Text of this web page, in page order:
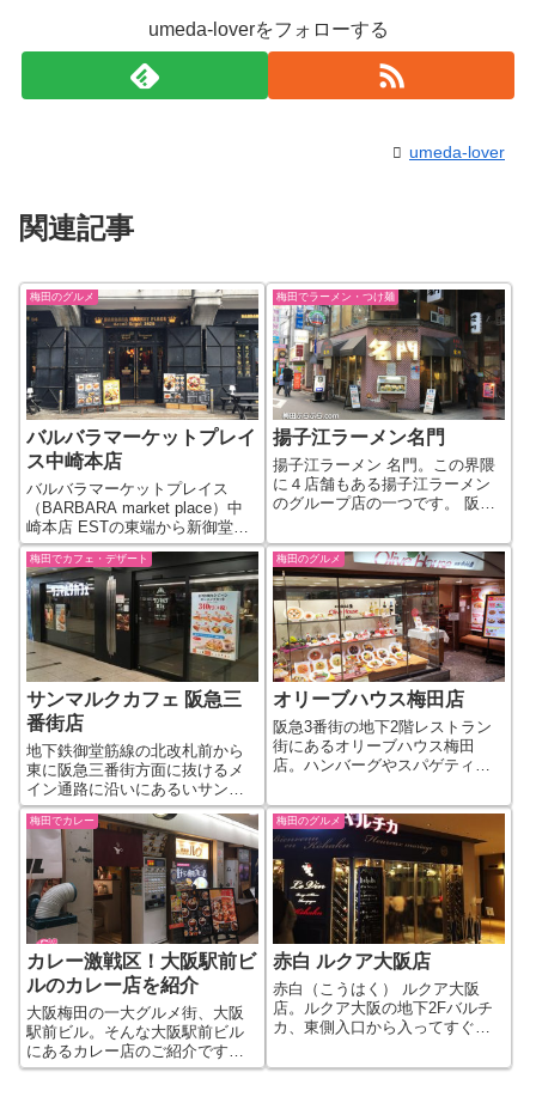
umeda-loverをフォローする
umeda-lover
関連記事
梅田のグルメ
バルバラマーケットプレイ
ス中崎本店
バルバラマーケットプレイス
（BARBARA market place）中
崎本店 ESTの東端から新御堂を
渡りJRの高架沿いの道を少し進
むと右手にある高架下のお店で
す。 外観からして風格がありま
すが、店内も綺麗なモロッコラ
ンプが吊り下がってい...
梅田でラーメン・つけ麺
揚子江ラーメン名門
揚子江ラーメン 名門。この界隈
に４店舗もある揚子江ラーメン
のグループ店の一つです。 阪急
店があります。 定番はまろやか
なスープの塩ラーメン。他に排
骨麺もあるようです。 【揚子江
ラーメン名門 店舗情報】 お店の
種類...
梅田でカフェ・デザート
サンマルクカフェ 阪急三
番街店
地下鉄御堂筋線の北改札前から
東に阪急三番街方面に抜けるメ
イン通路に沿いにあるいサンマ
ルクカフェ 阪急三番街店。便利
な通路沿いにある利用しやすい
カフェですね。 なお、梅田エリ
アにはサンマルクカフェが７店
舗ほどあります。 オープン～１
１時まで、...
梅田のグルメ
オリーブハウス梅田店
阪急3番街の地下2階レストラン
街にあるオリーブハウス梅田
店。ハンバーグやスパゲティな
トランです。 ランチタイムは、
メインを選べるサラダ＋デザー
トorドリンク付きのセットをやっ
ていましたよ（2017年1月時
点）。 ...
梅田でカレー
カレー激戦区！大阪駅前ビ
ルのカレー店を紹介
大阪梅田の一大グルメ街、大阪
駅前ビル。そんな大阪駅前ビル
にあるカレー店のご紹介です。
ちかごろのカレー屋さん KANAE
梅田のグルメ
赤白 ルクア大阪店
赤白（こうはく） ルクア大阪
店。ルクア大阪の地下2Fバルチ
カ、東側入口から入ってすぐ正
ト目。ワインなどのお酒を中心